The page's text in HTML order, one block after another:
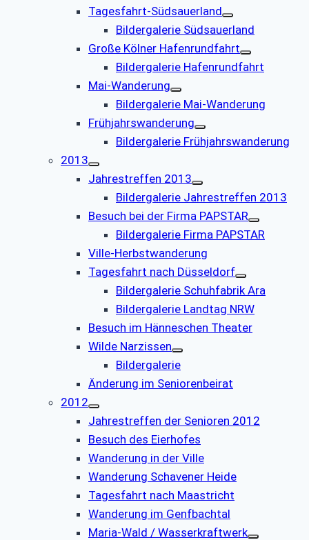
Tagesfahrt-Südsauerland
Bildergalerie Südsauerland
Große Kölner Hafenrundfahrt
Bildergalerie Hafenrundfahrt
Mai-Wanderung
Bildergalerie Mai-Wanderung
Frühjahrswanderung
Bildergalerie Frühjahrswanderung
2013
Jahrestreffen 2013
Bildergalerie Jahrestreffen 2013
Besuch bei der Firma PAPSTAR
Bildergalerie Firma PAPSTAR
Ville-Herbstwanderung
Tagesfahrt nach Düsseldorf
Bildergalerie Schuhfabrik Ara
Bildergalerie Landtag NRW
Besuch im Hänneschen Theater
Wilde Narzissen
Bildergalerie
Änderung im Seniorenbeirat
2012
Jahrestreffen der Senioren 2012
Besuch des Eierhofes
Wanderung in der Ville
Wanderung Schavener Heide
Tagesfahrt nach Maastricht
Wanderung im Genfbachtal
Maria-Wald / Wasserkraftwerk